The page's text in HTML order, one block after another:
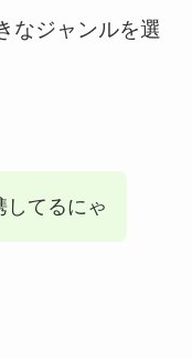
なジャンルを選
してるにゃ